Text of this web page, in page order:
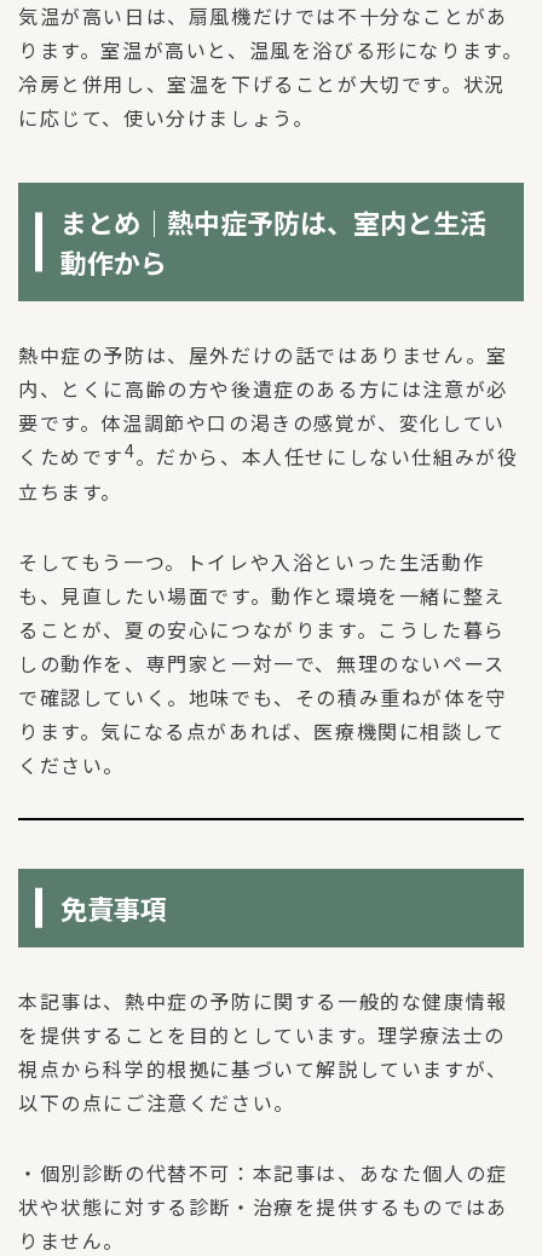
気温が高い日は、扇風機だけでは不十分なことがあ
ります。室温が高いと、温風を浴びる形になります。
冷房と併用し、室温を下げることが大切です。状況
に応じて、使い分けましょう。
まとめ｜熱中症予防は、室内と生活
動作から
熱中症の予防は、屋外だけの話ではありません。室
内、とくに高齢の方や後遺症のある方には注意が必
要です。体温調節や口の渇きの感覚が、変化してい
くためです4。だから、本人任せにしない仕組みが役
立ちます。
そしてもう一つ。トイレや入浴といった生活動作
も、見直したい場面です。動作と環境を一緒に整え
ることが、夏の安心につながります。こうした暮ら
しの動作を、専門家と一対一で、無理のないペース
で確認していく。地味でも、その積み重ねが体を守
ります。気になる点があれば、医療機関に相談して
ください。
免責事項
本記事は、熱中症の予防に関する一般的な健康情報
を提供することを目的としています。理学療法士の
視点から科学的根拠に基づいて解説していますが、
以下の点にご注意ください。
・個別診断の代替不可：本記事は、あなた個人の症
状や状態に対する診断・治療を提供するものではあ
りません。